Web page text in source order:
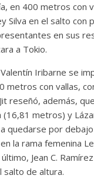
en 400 metros con
Silva en el salto con
en sus
a Tokio.
Iribarne se
metros con vallas,
reseñó, además,
(16,81 metros) y
quedarse por
la rama femenina
Jean C.
salto de altura.